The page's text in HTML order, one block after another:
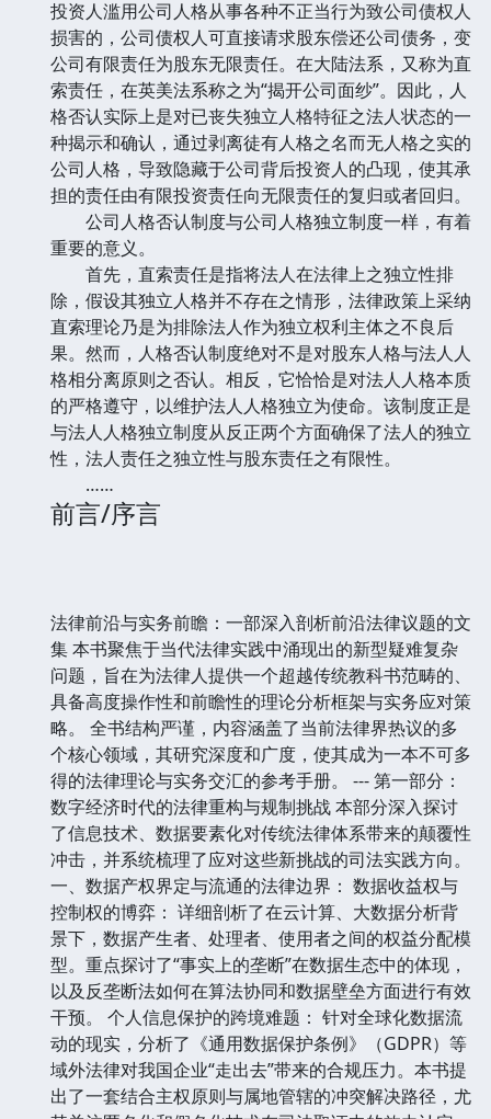
投资人滥用公司人格从事各种不正当行为致公司债权人
损害的，公司债权人可直接请求股东偿还公司债务，变
公司有限责任为股东无限责任。在大陆法系，又称为直
索责任，在英美法系称之为“揭开公司面纱”。因此，人
格否认实际上是对已丧失独立人格特征之法人状态的一
种揭示和确认，通过剥离徒有人格之名而无人格之实的
公司人格，导致隐藏于公司背后投资人的凸现，使其承
担的责任由有限投资责任向无限责任的复归或者回归。
公司人格否认制度与公司人格独立制度一样，有着
重要的意义。
首先，直索责任是指将法人在法律上之独立性排
除，假设其独立人格并不存在之情形，法律政策上采纳
直索理论乃是为排除法人作为独立权利主体之不良后
果。然而，人格否认制度绝对不是对股东人格与法人人
格相分离原则之否认。相反，它恰恰是对法人人格本质
的严格遵守，以维护法人人格独立为使命。该制度正是
与法人人格独立制度从反正两个方面确保了法人的独立
性，法人责任之独立性与股东责任之有限性。
……
前言/序言
法律前沿与实务前瞻：一部深入剖析前沿法律议题的文
集 本书聚焦于当代法律实践中涌现出的新型疑难复杂
问题，旨在为法律人提供一个超越传统教科书范畴的、
具备高度操作性和前瞻性的理论分析框架与实务应对策
略。 全书结构严谨，内容涵盖了当前法律界热议的多
个核心领域，其研究深度和广度，使其成为一本不可多
得的法律理论与实务交汇的参考手册。 --- 第一部分：
数字经济时代的法律重构与规制挑战 本部分深入探讨
了信息技术、数据要素化对传统法律体系带来的颠覆性
冲击，并系统梳理了应对这些新挑战的司法实践方向。
一、数据产权界定与流通的法律边界： 数据收益权与
控制权的博弈： 详细剖析了在云计算、大数据分析背
景下，数据产生者、处理者、使用者之间的权益分配模
型。重点探讨了“事实上的垄断”在数据生态中的体现，
以及反垄断法如何在算法协同和数据壁垒方面进行有效
干预。 个人信息保护的跨境难题： 针对全球化数据流
动的现实，分析了《通用数据保护条例》（GDPR）等
域外法律对我国企业“走出去”带来的合规压力。本书提
出了一套结合主权原则与属地管辖的冲突解决路径，尤